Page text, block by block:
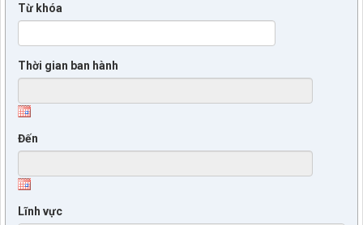
Từ khóa
Thời gian ban hành
Đến
Lĩnh vực